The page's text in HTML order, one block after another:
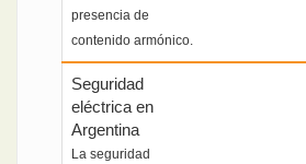
presencia de
contenido armónico.
Seguridad
eléctrica en
Argentina
La seguridad